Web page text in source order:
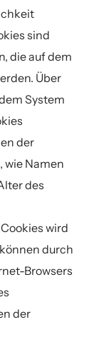
sind
die auf dem
Über
System
der
wie Namen
des
wird
durch
Browsers
der